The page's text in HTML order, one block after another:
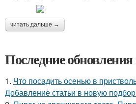
читать дальше →
Последние обновления
1. Что посадить осенью в
Добавление статьи в новую